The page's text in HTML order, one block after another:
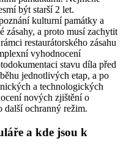
být starší 2 let.
kulturní památky a
zásahy, a proto musí zachytit
restaurátorského zásahu
vyhodnocení
stavu díla před
jednotlivých etap, a po
a technologických
nových zjištění o
další ochranný režim.
a kde jsou k